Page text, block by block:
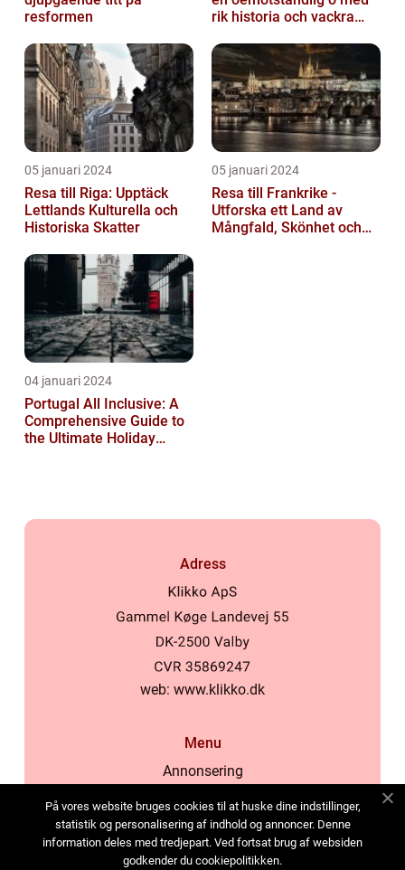
resformen
rik historia och vackra
05 januari 2024
Resa till Riga: Upptäck
Lettlands Kulturella och
Historiska Skatter
05 januari 2024
Resa till Frankrike -
Utforska ett Land av
Mångfald, Skönhet och
04 januari 2024
Portugal All Inclusive: A
Comprehensive Guide to
the Ultimate Holiday
Adress
web: www.klikko.dk
Menu
Annonsering
Cookies
Kontakta oss
På vores website bruges cookies til at huske dine indstillinger,
statistik og personalisering af indhold og annoncer. Denne
information deles med tredjepart. Ved fortsat brug af websiden
godkender du cookiepolitikken.